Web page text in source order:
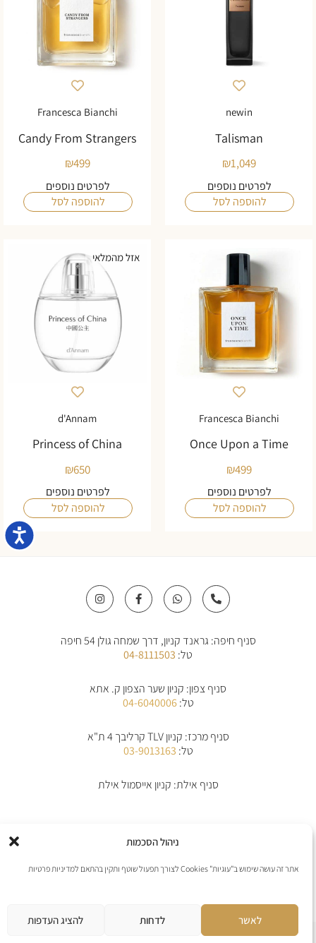
ניהול הסכמות
אתר זה עושה שימוש ב"עוגיות" Cookies לצורך תפעול שוטף ותקין בהתאם למדיניות פרטיות
לאשר לדחות להציג העדפות
newin
Talisman
₪1,049
לפרטים נוספים
להוספה לסל
Francesca Bianchi
Candy From Strangers
₪499
לפרטים נוספים
להוספה לסל
Francesca Bianchi
Once Upon a Time
₪499
לפרטים נוספים
להוספה לסל
אזל מהמלאי
d'Annam
Princess of China
₪650
לפרטים נוספים
להוספה לסל
P
h
o
-
W
h
a
a
p
F
a
c
o
o
k
f
I
n
s
g
סניף חיפה: גראנד קניון, דרך שמחה גולן 54 חיפה
טל:04-8111503
סניף צפון: קניון שער הצפון ק. אתא
טל:04-6040006
סניף מרכז: קניון TLV קרליבך 4 ת"א
טל:03-9013163
סניף אילת: קניון אייסמול אילת
הצהרת נגישות
אנו מקבלים את כל כרטיסי האשראי למעט פייפל
אתר נבנה ע”י web4all חברה לבניה וקידום אתרים